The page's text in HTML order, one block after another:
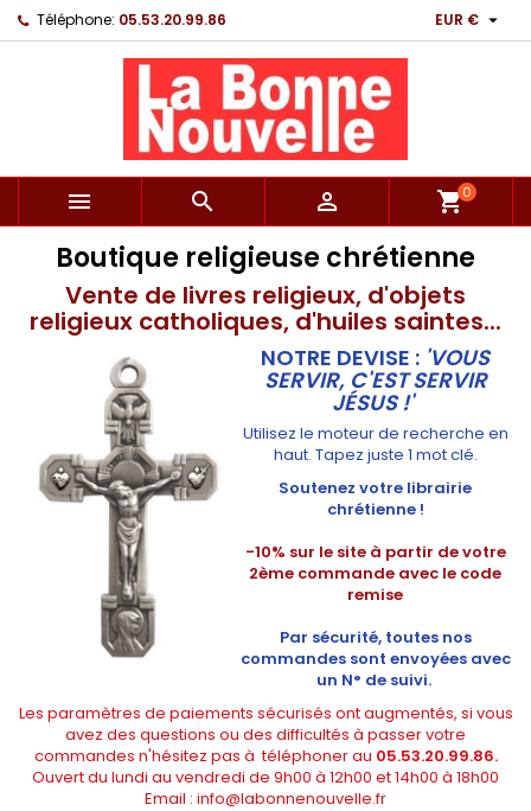
Téléphone: 05.53.20.99.86 EUR € 
   shopping_cart0
Boutique religieuse chrétienne
Vente de livres religieux, d'objets
religieux catholiques, d'huiles saintes...
NOTRE DEVISE : 'VOUS
SERVIR, C'EST SERVIR
JÉSUS !'
Utilisez le moteur de recherche en
haut. Tapez juste 1 mot clé.
Soutenez votre librairie
chrétienne !
-10% sur le site à partir de votre
2ème commande avec le code
remise
Par sécurité, toutes nos
commandes sont envoyées avec
un N° de suivi.
Les paramètres de paiements sécurisés ont augmentés, si vous
avez des questions ou des difficultés à passer votre
commandes n'hésitez pas à téléphoner au 05.53.20.99.86.
Ouvert du lundi au vendredi de 9h00 à 12h00 et 14h00 à 18h00
Email : info@labonnenouvelle.fr